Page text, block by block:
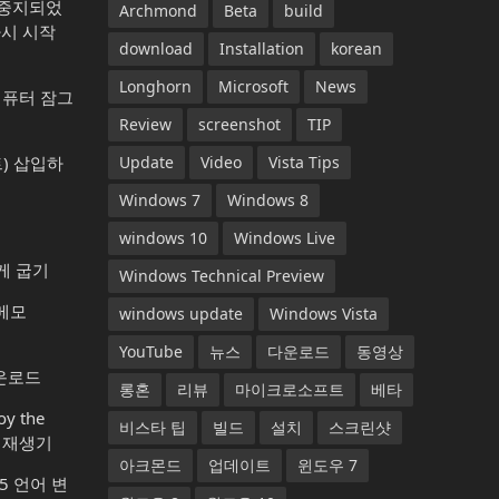
지되었
시작
터 잠그
삽입하
굽기
모
로드
the
생기
언어 변
Archmond Beta
build
download
Installation
korean
Longhorn
Microsoft
News
Review
screenshot
TIP
Update
Video
Vista Tips
Windows 7
Windows 8
windows 10
Windows Live
Windows Technical Preview
windows update
Windows Vista
YouTube
뉴스 다운로드
동영상
롱혼
리뷰 마이크로소프트
베타
비스타 팁
빌드 설치
스크린샷
아크몬드
업데이트
윈도우 7